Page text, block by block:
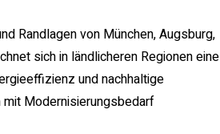
Randlagen von München, Augsburg,
sich in ländlicheren Regionen eine
und nachhaltige
Modernisierungsbedarf